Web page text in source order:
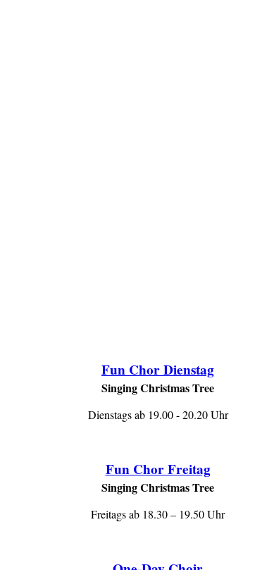
Fun Chor Dienstag
Singing Christmas Tree
Dienstags ab 19.00 - 20.20 Uhr
Fun Chor Freitag
Singing Christmas Tree
Freitags ab 18.30 – 19.50 Uhr